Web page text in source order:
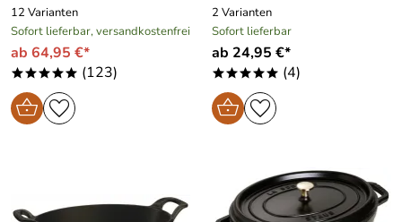
12 Varianten
Sofort lieferbar, versandkostenfrei
ab 64,95 €*
***** (123)
2 Varianten
Sofort lieferbar
ab 24,95 €*
***** (4)